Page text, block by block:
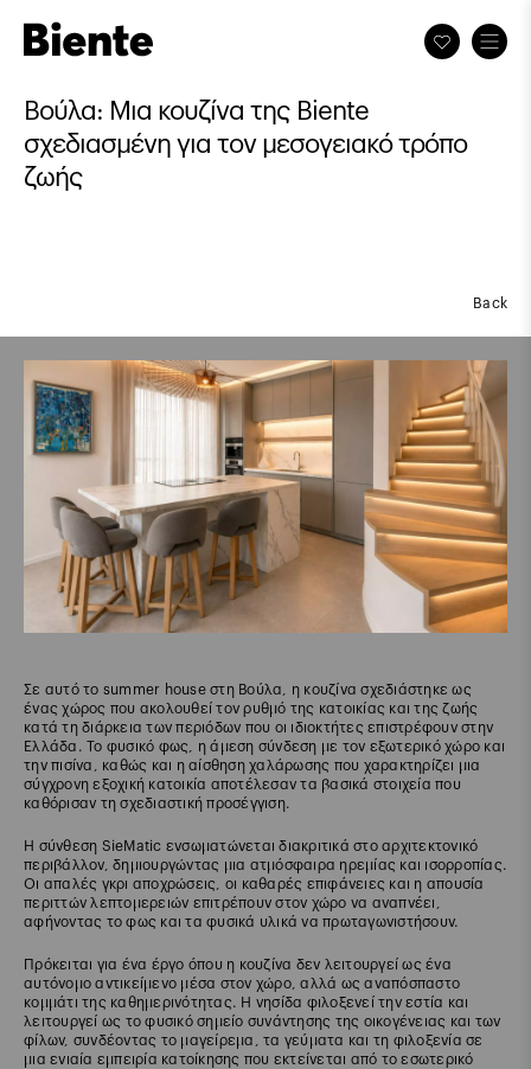
Βούλα: Μια κουζίνα της Biente
σχεδιασμένη για τον μεσογειακό τρόπο
ζωής
Back
Σε αυτό το summer house στη Βούλα, η κουζίνα σχεδιάστηκε ως
ένας χώρος που ακολουθεί τον ρυθμό της κατοικίας και της ζωής
κατά τη διάρκεια των περιόδων που οι ιδιοκτήτες επιστρέφουν στην
Ελλάδα. Το φυσικό φως, η άμεση σύνδεση με τον εξωτερικό χώρο και
την πισίνα, καθώς και η αίσθηση χαλάρωσης που χαρακτηρίζει μια
σύγχρονη εξοχική κατοικία αποτέλεσαν τα βασικά στοιχεία που
καθόρισαν τη σχεδιαστική προσέγγιση.
Η σύνθεση SieMatic ενσωματώνεται διακριτικά στο αρχιτεκτονικό
περιβάλλον, δημιουργώντας μια ατμόσφαιρα ηρεμίας και ισορροπίας.
Οι απαλές γκρι αποχρώσεις, οι καθαρές επιφάνειες και η απουσία
περιττών λεπτομερειών επιτρέπουν στον χώρο να αναπνέει,
αφήνοντας το φως και τα φυσικά υλικά να πρωταγωνιστήσουν.
Πρόκειται για ένα έργο όπου η κουζίνα δεν λειτουργεί ως ένα
αυτόνομο αντικείμενο μέσα στον χώρο, αλλά ως αναπόσπαστο
κομμάτι της καθημερινότητας. Η νησίδα φιλοξενεί την εστία και
λειτουργεί ως το φυσικό σημείο συνάντησης της οικογένειας και των
φίλων, συνδέοντας το μαγείρεμα, τα γεύματα και τη φιλοξενία σε
μια ενιαία εμπειρία κατοίκησης που εκτείνεται από το εσωτερικό